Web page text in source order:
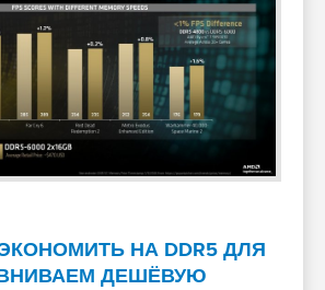
НА DDR5 ДЛЯ
ДЕШЁВУЮ